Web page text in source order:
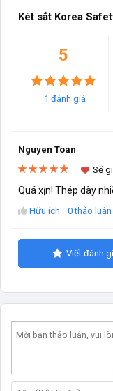
Két sắt Korea
5
1 đánh giá
Nguyen Toan
Sẽ
Quá xịn! Thép dày
Hữu ích 0 thảo luận
Viết đánh